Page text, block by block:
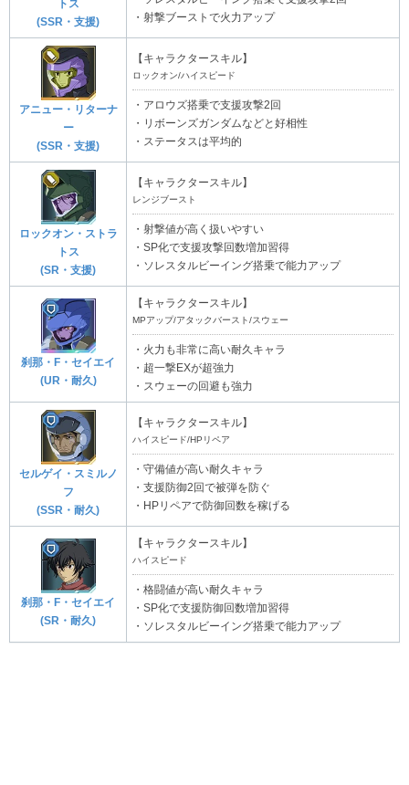
トス
(SSR・支援)
・射撃ブーストで火力アップ
アニュー・リターナ
ー
(SSR・支援)
【キャラクタースキル】
ロックオン/ハイスピード
・アロウズ搭乗で支援攻撃2回
・リボーンズガンダムなどと好相性
・ステータスは平均的
ロックオン・ストラ
トス
(SR・支援)
【キャラクタースキル】
レンジブースト
・射撃値が高く扱いやすい
・SP化で支援攻撃回数増加習得
・ソレスタルビーイング搭乗で能力アップ
刹那・F・セイエイ
(UR・耐久)
【キャラクタースキル】
MPアップ/アタックバースト/スウェー
・火力も非常に高い耐久キャラ
・超一撃EXが超強力
・スウェーの回避も強力
セルゲイ・スミルノ
フ
(SSR・耐久)
【キャラクタースキル】
ハイスピード/HPリペア
・守備値が高い耐久キャラ
・支援防御2回で被弾を防ぐ
・HPリペアで防御回数を稼げる
刹那・F・セイエイ
(SR・耐久)
【キャラクタースキル】
ハイスピード
・格闘値が高い耐久キャラ
・SP化で支援防御回数増加習得
・ソレスタルビーイング搭乗で能力アップ